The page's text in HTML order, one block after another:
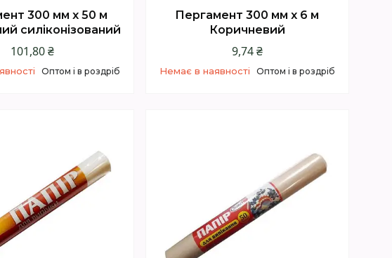
300 мм х 50 м
силіконізований
101,80 ₴
Оптом і в роздріб
Пергамент 300 мм х 6 м
Коричневий
9,74 ₴
Немає в наявності Оптом і в роздріб